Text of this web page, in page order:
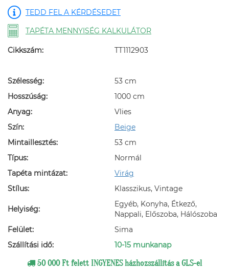
TEDD FEL A KÉRDÉSEDET
TAPÉTA MENNYISÉG KALKULÁTOR
Cikkszám: TT1112903
Szélesség:
53 cm
Hosszúság:
1000 cm
Anyag:
Vlies
Szín:
Beige
Mintaillesztés:
53 cm
Típus:
Normál
Tapéta mintázat:
Virág
Stílus:
Klasszikus, Vintage
Helyiség:
Egyéb, Konyha, Étkező,
Nappali, Előszoba, Hálószoba
Felület:
Sima
Szállítási idő:
10-15 munkanap
50 000 Ft felett INGYENES házhozszállítás a GLS-el